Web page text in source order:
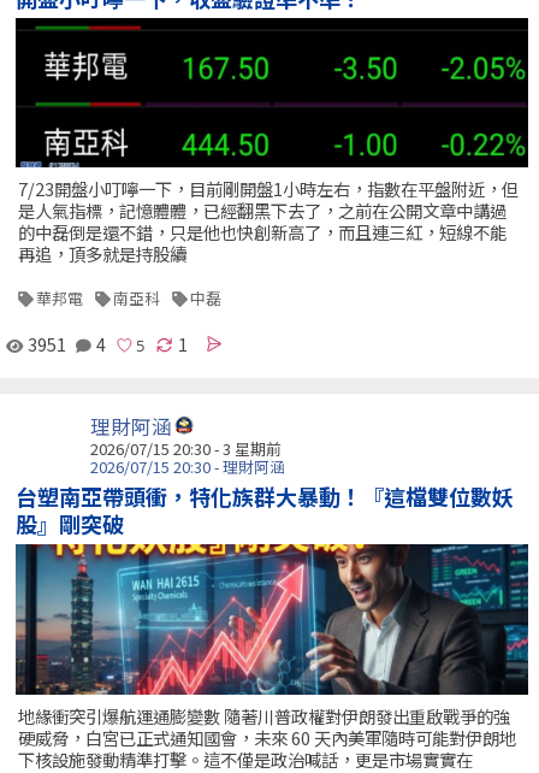
7/23開盤小叮嚀一下，目前剛開盤1小時左右，指數在平盤附近，但
是人氣指標，記憶體體，已經翻黑下去了，之前在公開文章中講過
的中磊倒是還不錯，只是他也快創新高了，而且連三紅，短線不能
再追，頂多就是持股續
華邦電 南亞科 中磊
3951 4 1
理財阿涵
2026/07/15 20:30 - 3 星期前
2026/07/15 20:30 - 理財阿涵
台塑南亞帶頭衝，特化族群大暴動！『這檔雙位數妖
股』剛突破
地緣衝突引爆航運通膨變數 隨著川普政權對伊朗發出重啟戰爭的強
硬威脅，白宮已正式通知國會，未來 60 天內美軍隨時可能對伊朗地
下核設施發動精準打擊。這不僅是政治喊話，更是市場實實在